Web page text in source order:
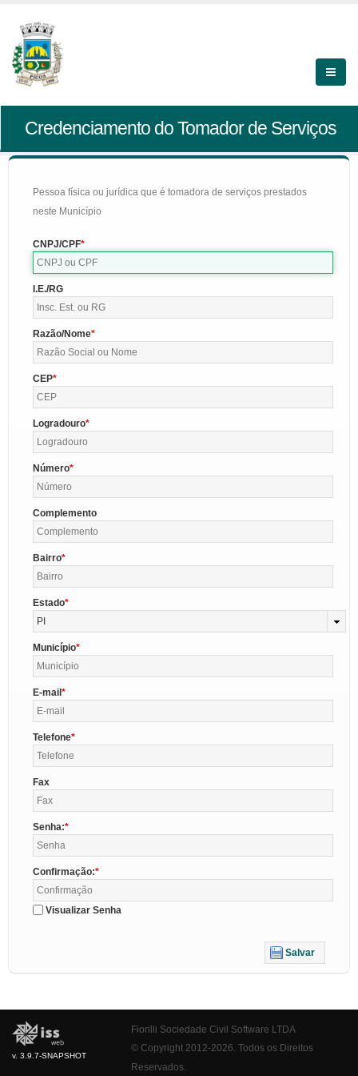
Credenciamento do Tomador de Serviços
Pessoa física ou jurídica que é tomadora de serviços prestados
neste Município
CNPJ/CPF
I.E./RG
Razão/Nome
CEP
Logradouro
Número
Complemento
Bairro
Estado
PI
Município
E-mail
Telefone
Fax
Senha:
Confirmação:
Visualizar Senha
Salvar
v. 3.9.7-SNAPSHOT
Fiorilli Sociedade Civil Software LTDA
© Copyright 2012-2026. Todos os Direitos
Reservados.